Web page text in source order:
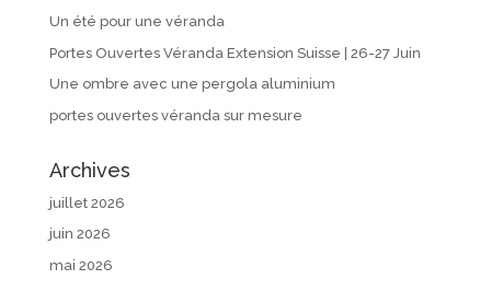
Un été pour une véranda
Portes Ouvertes Véranda Extension Suisse | 26-27 Juin
Une ombre avec une pergola aluminium
portes ouvertes véranda sur mesure
Archives
juillet 2026
juin 2026
mai 2026